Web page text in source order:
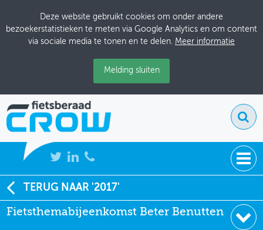
Deze website gebruikt cookies om onder andere
bezoekerstatistieken te meten via Google Analytics en om content
via sociale media te tonen en te delen. Meer informatie
Melding sluiten
NIEUWS
BIJEENKOMSTEN
TERUG NAAR '2017'
Fietsthemabijeenkomst Beter Benutten
Fietsthemabijeenkomst Beter Benutten